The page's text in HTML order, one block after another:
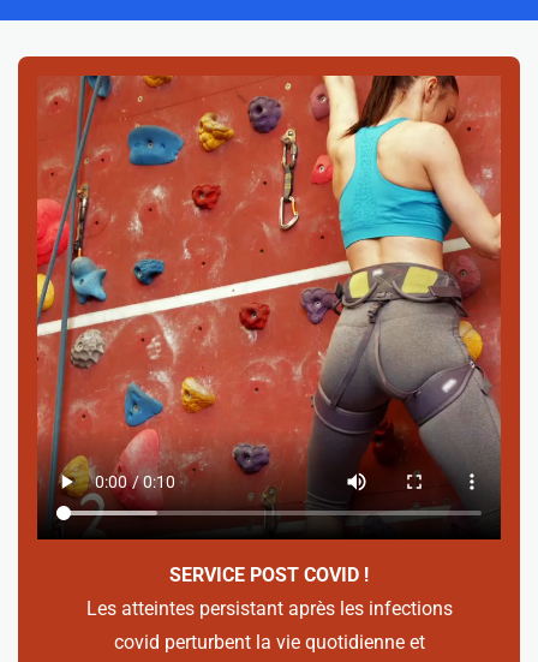
SERVICE POST COVID !
Les atteintes persistant après les infections
covid perturbent la vie quotidienne et